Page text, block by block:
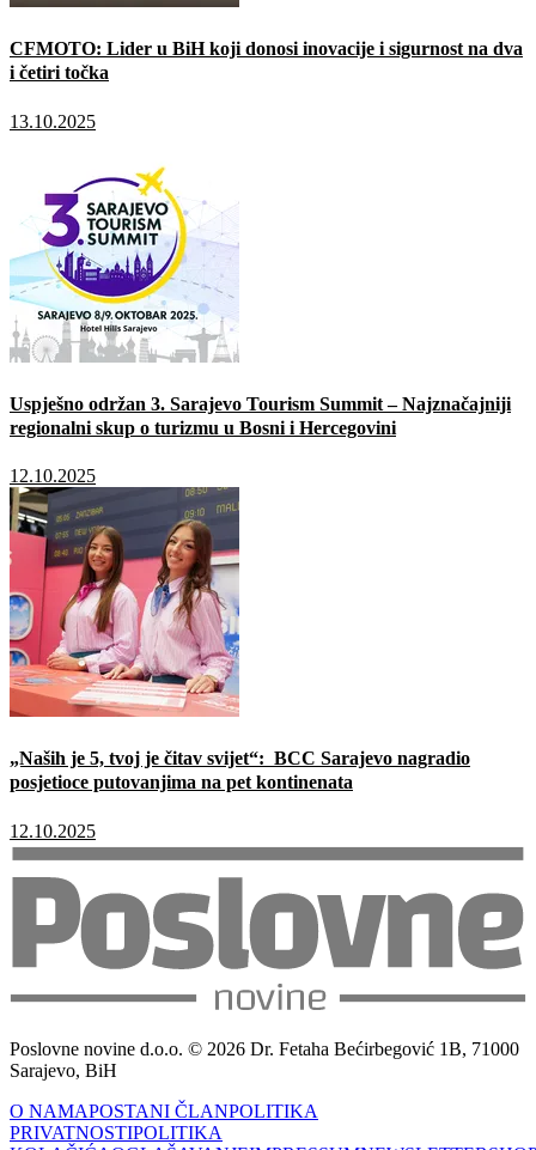
CFMOTO: Lider u BiH koji donosi inovacije i sigurnost na dva
i četiri točka
13.10.2025
Uspješno održan 3. Sarajevo Tourism Summit – Najznačajniji
regionalni skup o turizmu u Bosni i Hercegovini
12.10.2025
„Naših je 5, tvoj je čitav svijet“: BCC Sarajevo nagradio
posjetioce putovanjima na pet kontinenata
12.10.2025
Poslovne novine d.o.o. © 2026 Dr. Fetaha Bećirbegović 1B, 71000
Sarajevo, BiH
O NAMAPOSTANI ČLANPOLITIKA
PRIVATNOSTIPOLITIKA